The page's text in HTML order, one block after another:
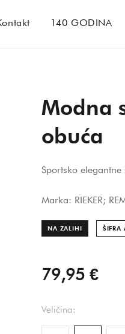
140 GODINA
Modna
obuća
Sportsko elegantne
Marka: RIEKER;
NA ZALIHI ŠIFRA
79,95 €
Veličina: